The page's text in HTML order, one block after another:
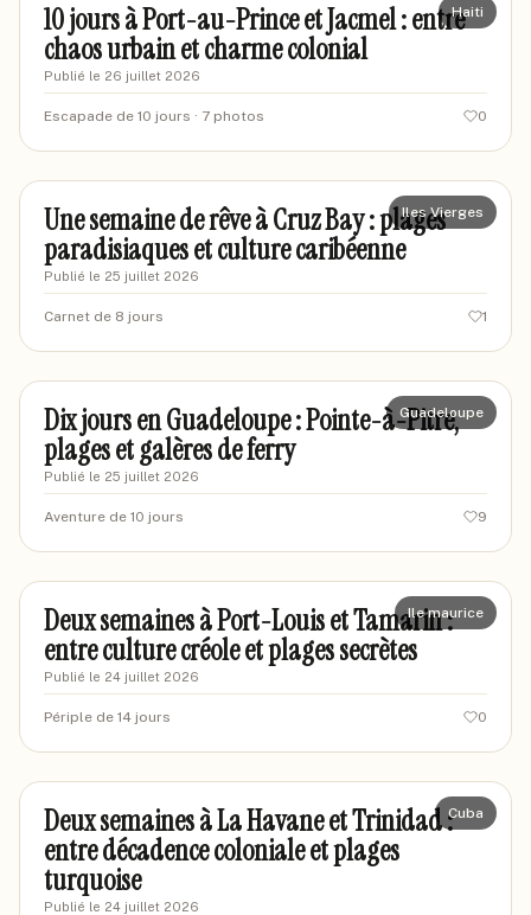
Haiti
10 jours à Port-au-Prince et Jacmel : entre
chaos urbain et charme colonial
Publié le 26 juillet 2026
Escapade de 10 jours · 7 photos 0
marinedunord
Iles Vierges
Une semaine de rêve à Cruz Bay : plages
paradisiaques et culture caribéenne
Publié le 25 juillet 2026
Carnet de 8 jours 1
marcand78
Guadeloupe
Dix jours en Guadeloupe : Pointe-à-Pitre,
plages et galères de ferry
Publié le 25 juillet 2026
Aventure de 10 jours 9
marineenvoyage
Ile maurice
Deux semaines à Port-Louis et Tamarin :
entre culture créole et plages secrètes
Publié le 24 juillet 2026
Périple de 14 jours 0
marionvoyages87
Cuba
Deux semaines à La Havane et Trinidad :
entre décadence coloniale et plages
turquoise
Publié le 24 juillet 2026